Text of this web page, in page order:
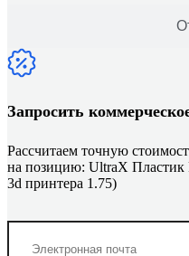
Запросить
Рассчитаем точную
на позицию: UltraX
3d принтера 1.75)